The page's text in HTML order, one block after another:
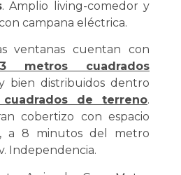
. Amplio living-comedor y
campana eléctrica.
ventanas cuentan con
metros cuadrados
bien distribuidos dentro
de terreno.
cobertizo con espacio
a 8 minutos del metro
Independencia.